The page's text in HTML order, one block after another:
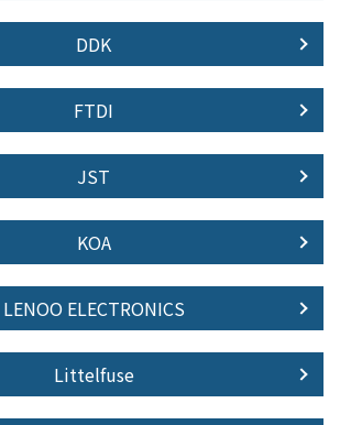
DDK
FTDI
JST
KOA
LENOO ELECTRONICS
Littelfuse